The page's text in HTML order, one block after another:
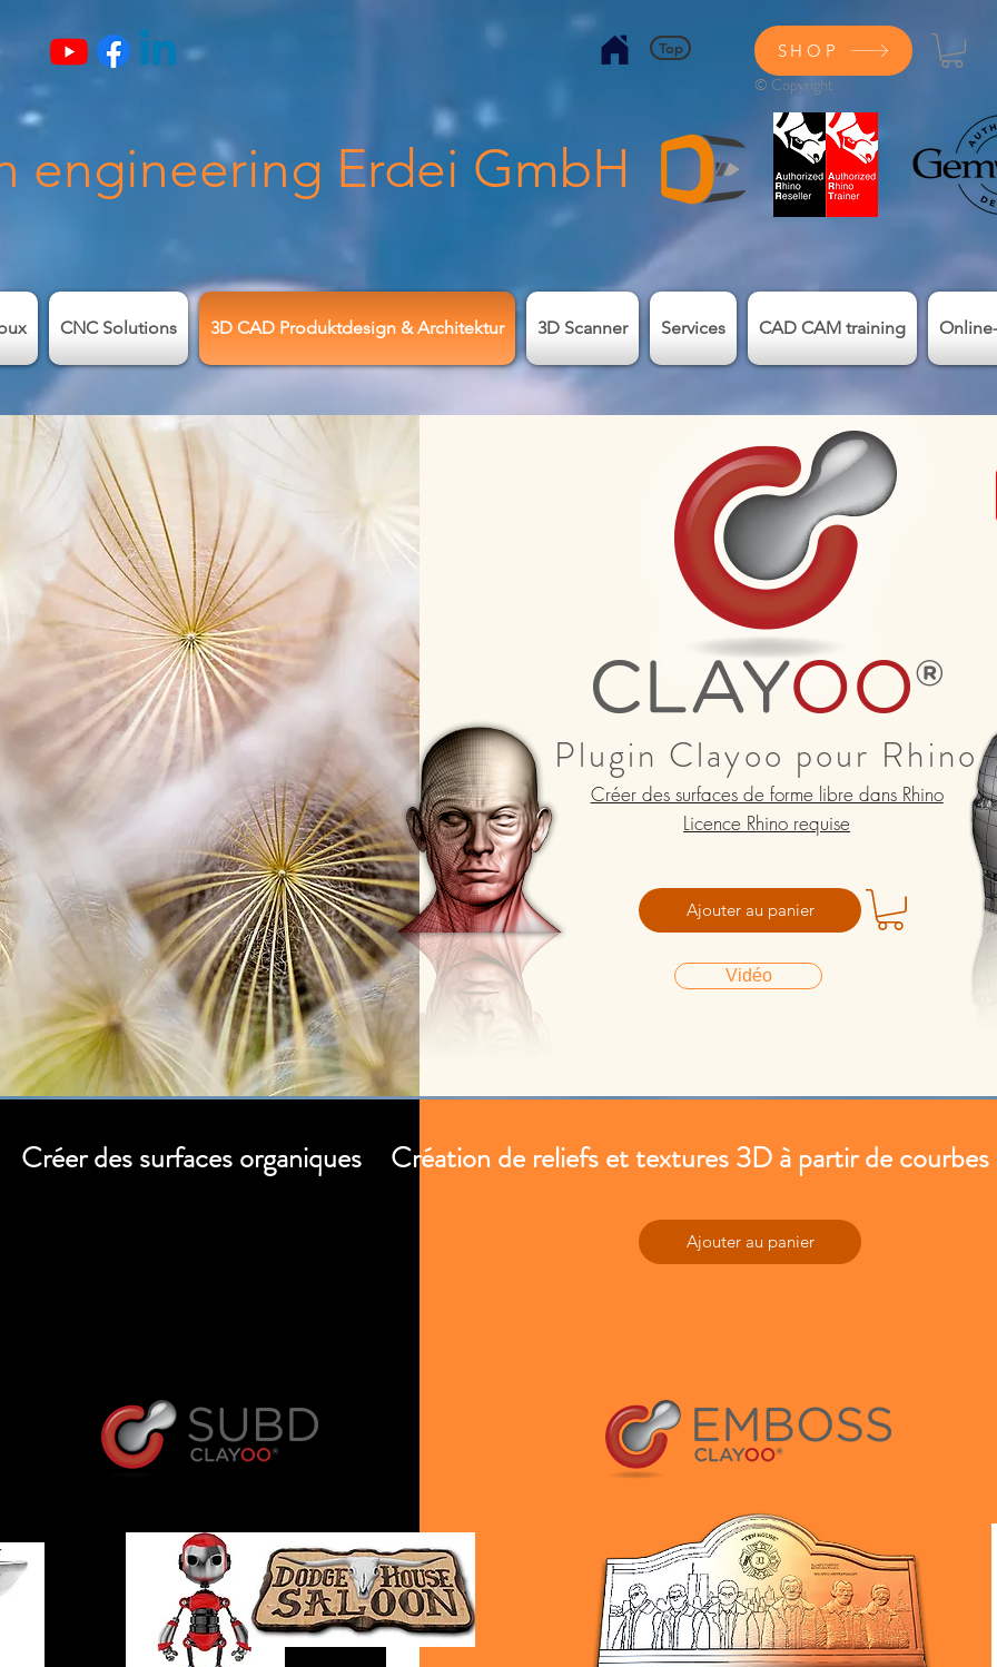
Top SHOP
© Copyright
engineering Erdei GmbH
CNC Solutions 3D CAD Produktdesign & Architektur 3D Scanner Services CAD CAM training
Plugin Clayoo pour Rhino
Créer des surfaces de forme libre dans Rhino
Licence Rhino requise
Vidéo
Ajouter au panier
Créer des surfaces organiques Création de reliefs et textures 3D à partir de courbes
Ajouter au panier